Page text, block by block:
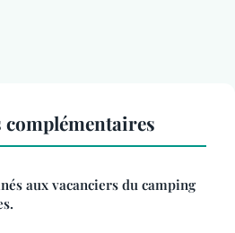
aux vacanciers du camping